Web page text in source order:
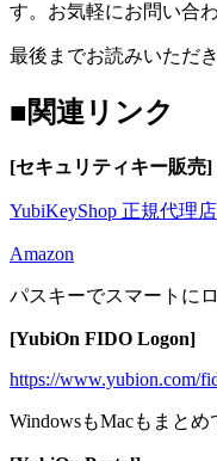
す。お気軽にお問い合
最後までお読みいただ
■関連リンク
[セキュリティキー販売]
YubiKeyShop 正規代理店
Amazon
パスキーでスマートに
[YubiOn FIDO Logon]
https://www.yubion.com/
WindowsもMacもまと